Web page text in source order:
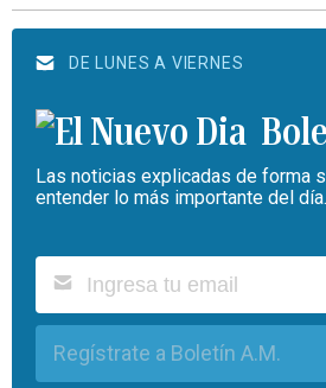
DE LUNES A VIERNES
Las noticias explicadas de forma
entender lo más importante del día.
Regístrate a Boletín A.M.